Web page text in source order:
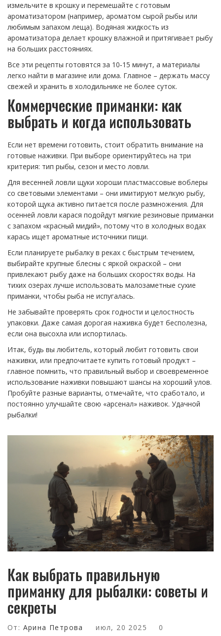
измельчите в крошку и перемешайте с готовым
ароматизатором (например, ароматом сырой рыбы или
любимым запахом леща). Водяная жидкость из
ароматизатора делает крошку влажной и притягивает рыбу
на больших расстояниях.
Все эти рецепты готовятся за 10‑15 минут, а материалы
легко найти в магазине или дома. Главное – держать массу
свежей и хранить в холодильнике не более суток.
Коммерческие приманки: как
выбрать и когда использовать
Если нет времени готовить, стоит обратить внимание на
готовые наживки. При выборе ориентируйтесь на три
критерия: тип рыбы, сезон и место ловли.
Для весенней ловли щуки хороши пластмассовые воблеры
со световыми элементами – они имитируют мелкую рыбу,
которой щука активно питается после размножения. Для
осенней ловли карася подойдут мягкие резиновые приманки
с запахом «красный мидий», потому что в холодных водах
карась ищет ароматные источники пищи.
Если планируете рыбалку в реках с быстрым течением,
выбирайте крупные блесны с яркой окраской – они
привлекают рыбу даже на больших скоростях воды. На
тихих озерах лучше использовать малозаметные сухие
приманки, чтобы рыба не испугалась.
Не забывайте проверять срок годности и целостность
упаковки. Даже самая дорогая наживка будет бесполезна,
если она высохла или испортилась.
Итак, будь вы любитель, который любит готовить свои
наживки, или предпочитаете купить готовый продукт –
главное помнить, что правильный выбор и своевременное
использование наживки повышают шансы на хороший улов.
Пробуйте разные варианты, отмечайте, что сработало, и
постоянно улучшайте свою «арсенал» наживок. Удачной
рыбалки!
Как выбрать правильную
приманку для рыбалки: советы и
секреты
От: Арина Петрова июл, 20 2025 0